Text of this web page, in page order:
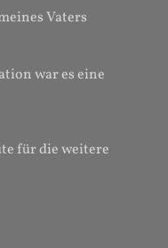
Vaters
war es eine
für die weitere